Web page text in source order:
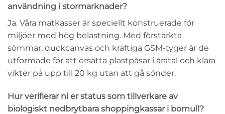
användning i stormarknader?
Ja. Våra matkasser är speciellt konstruerade för
miljöer med hög belastning. Med förstärkta
sömmar, duckcanvas och kraftiga GSM-tyger är de
utformade för att ersätta plastpåsar i åratal och klara
vikter på upp till 20 kg utan att gå sönder.
Hur verifierar ni er status som tillverkare av
biologiskt nedbrytbara shoppingkassar i bomull?